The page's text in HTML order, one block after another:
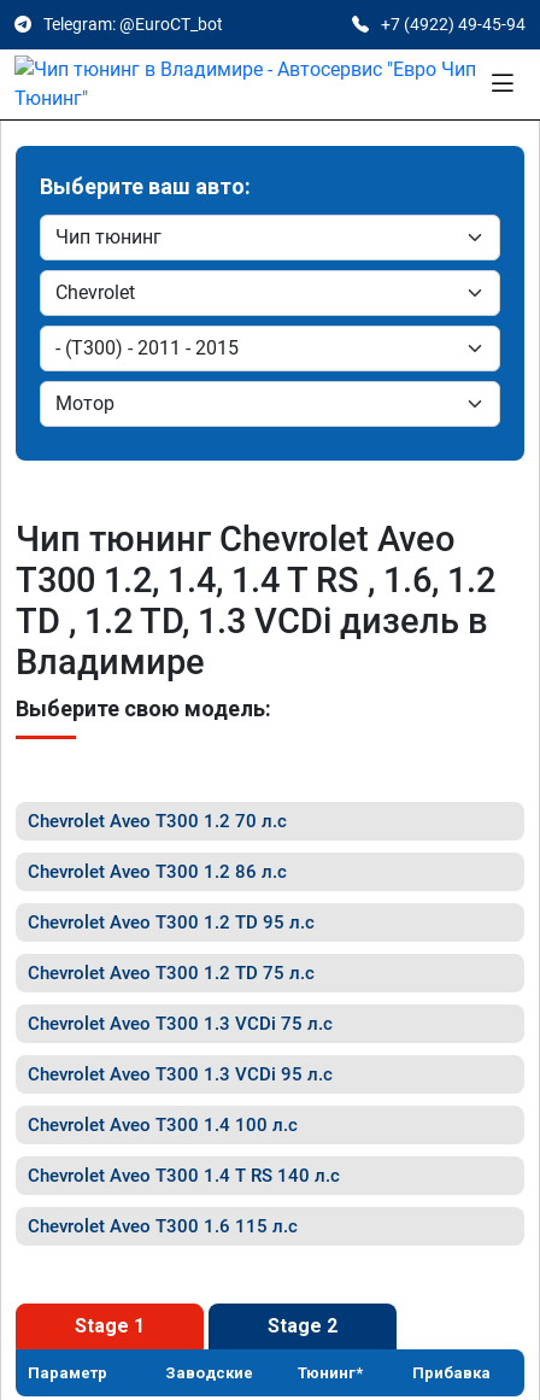
Telegram: @EuroCT_bot +7 (4922) 49-45-94
Выберите ваш авто:
Чип тюнинг Chevrolet Aveo
T300 1.2, 1.4, 1.4 T RS , 1.6, 1.2
TD , 1.2 TD, 1.3 VCDi дизель в
Владимире
Выберите свою модель:
Chevrolet Aveo T300 1.2 70 л.с
Chevrolet Aveo T300 1.2 86 л.с
Chevrolet Aveo T300 1.2 TD 95 л.с
Chevrolet Aveo T300 1.2 TD 75 л.с
Chevrolet Aveo T300 1.3 VCDi 75 л.с
Chevrolet Aveo T300 1.3 VCDi 95 л.с
Chevrolet Aveo T300 1.4 100 л.с
Chevrolet Aveo T300 1.4 T RS 140 л.с
Chevrolet Aveo T300 1.6 115 л.с
Stage 1 Stage 2
Параметр Заводские Тюнинг* Прибавка